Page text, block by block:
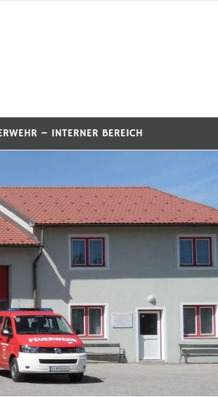
– INTERNER BEREICH